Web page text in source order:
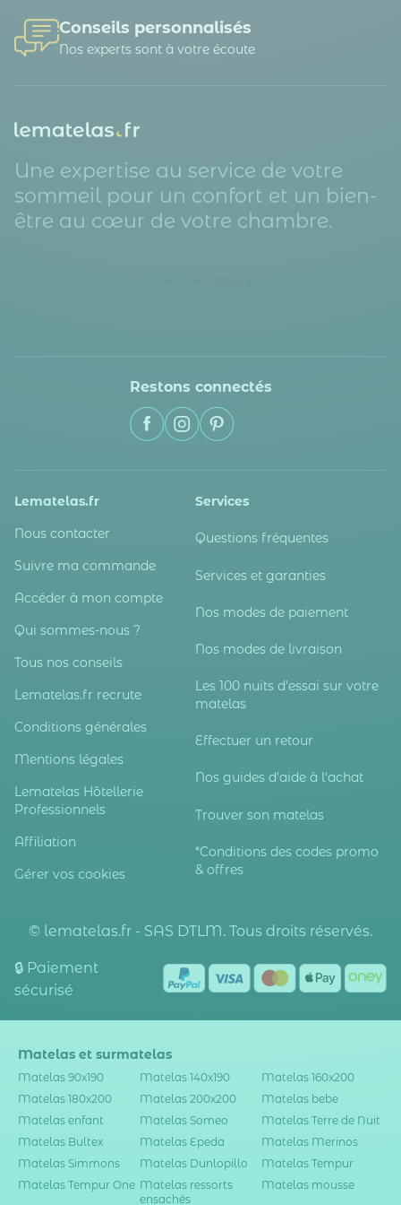
Conseils personnalisés
Nos experts sont à votre écoute
Une expertise au service de votre
sommeil pour un confort et un bien-
être au cœur de votre chambre.
Restons connectés
Lematelas.fr
Nous contacter
Suivre ma commande
Accéder à mon compte
Qui sommes-nous ?
Tous nos conseils
Lematelas.fr recrute
Conditions générales
Mentions légales
Lematelas Hôtellerie
Professionnels
Affiliation
Gérer vos cookies
Services
Questions fréquentes
Services et garanties
Nos modes de paiement
Nos modes de livraison
Les 100 nuits d'essai sur votre
matelas
Effectuer un retour
Nos guides d'aide à l'achat
Trouver son matelas
*Conditions des codes promo
& offres
© lematelas.fr - SAS DTLM. Tous droits réservés.
🔒 Paiement
sécurisé
Matelas et surmatelas
Matelas 90x190 Matelas 140x190
Matelas 160x200
Matelas 180x200
Matelas 200x200
Matelas bebe
Matelas enfant
Matelas Someo
Matelas Terre de Nuit
Matelas Bultex
Matelas Epeda
Matelas Merinos
Matelas Simmons
Matelas Dunlopillo
Matelas Tempur
Matelas Tempur One Matelas ressorts
ensachés
Matelas mousse